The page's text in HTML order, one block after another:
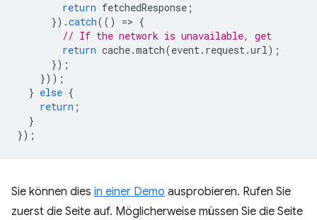
return fetchedResponse ;
}).catch(() => {
// If the network is unavailable, get
return cache.match(event. request.url);
});
}));
} else {
return ;
}
});
Sie können dies in einer Demo ausprobieren. Rufen Sie
zuerst die Seite auf. Möglicherweise müssen Sie die Seite